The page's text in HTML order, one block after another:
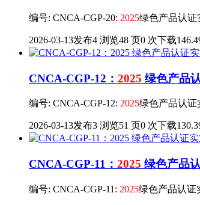
编号: CNCA-CGP-20: 2025绿色产品认证
2026-03-13发布4 浏览48 页0 次下载
CNCA-CGP-12： 2025 绿色产品
编号: CNCA-CGP-12: 2025绿色产品认证
2026-03-13发布3 浏览51 页0 次下载
CNCA-CGP-11： 2025 绿色产品
编号: CNCA-CGP-11: 2025绿色产品认证